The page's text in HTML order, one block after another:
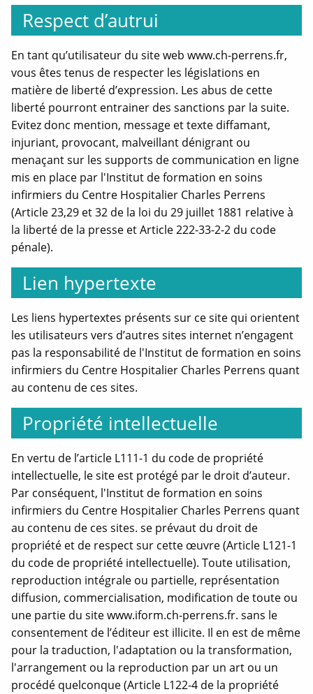
Respect d’autrui
En tant qu’utilisateur du site web www.ch-perrens.fr,
vous êtes tenus de respecter les législations en
matière de liberté d’expression. Les abus de cette
liberté pourront entrainer des sanctions par la suite.
Evitez donc mention, message et texte diffamant,
injuriant, provocant, malveillant dénigrant ou
menaçant sur les supports de communication en ligne
mis en place par l'Institut de formation en soins
infirmiers du Centre Hospitalier Charles Perrens
(Article 23,29 et 32 de la loi du 29 juillet 1881 relative à
la liberté de la presse et Article 222-33-2-2 du code
pénale).
Lien hypertexte
Les liens hypertextes présents sur ce site qui orientent
les utilisateurs vers d’autres sites internet n’engagent
pas la responsabilité de l'Institut de formation en soins
infirmiers du Centre Hospitalier Charles Perrens quant
au contenu de ces sites.
Propriété intellectuelle
En vertu de l’article L111-1 du code de propriété
intellectuelle, le site est protégé par le droit d’auteur.
Par conséquent, l'Institut de formation en soins
infirmiers du Centre Hospitalier Charles Perrens quant
au contenu de ces sites. se prévaut du droit de
propriété et de respect sur cette œuvre (Article L121-1
du code de propriété intellectuelle). Toute utilisation,
reproduction intégrale ou partielle, représentation
diffusion, commercialisation, modification de toute ou
une partie du sitewww.iform.ch-perrens.fr. sans le
consentement de l’éditeur est illicite. Il en est de même
pour la traduction, l'adaptation ou la transformation,
l'arrangement ou la reproduction par un art ou un
procédé quelconque (Article L122-4 de la propriété